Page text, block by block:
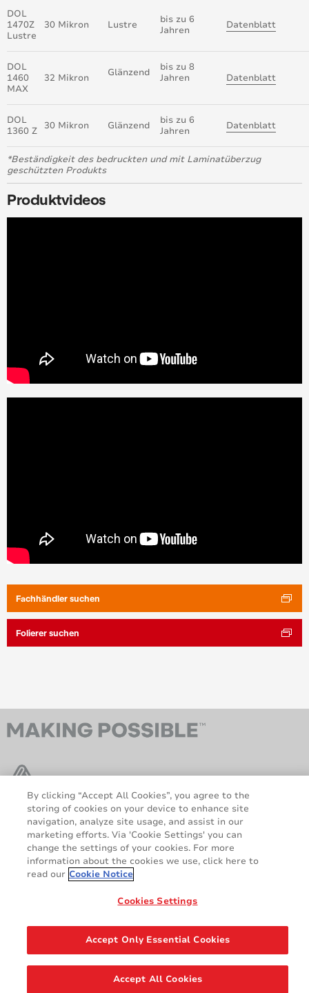
DOL
1470Z
Lustre
30 Mikron Lustre
bis zu 6
Jahren
Datenblatt
DOL
1460
MAX
32 Mikron Glänzend
bis zu 8
Jahren
Datenblatt
DOL
1360 Z
30 Mikron Glänzend
bis zu 6
Jahren
Datenblatt
*Beständigkeit des bedruckten und mit Laminatüberzug
geschützten Produkts
Produktvideos
Fachhändler suchen
Folierer suchen
AveryDennison.com
Über uns
Rechtliche und
Datenschutzhinweise
Cookie-Richtlinie
Haftungsausschluss
DSGVO-Erklärung
By clicking “Accept All Cookies”, you agree to the
storing of cookies on your device to enhance site
navigation, analyze site usage, and assist in our
marketing efforts. Via 'Cookie Settings' you can
change the settings of your cookies. For more
information about the cookies we use, click here to
read our Cookie Notice
Cookies Settings
Accept Only Essential Cookies
Accept All Cookies